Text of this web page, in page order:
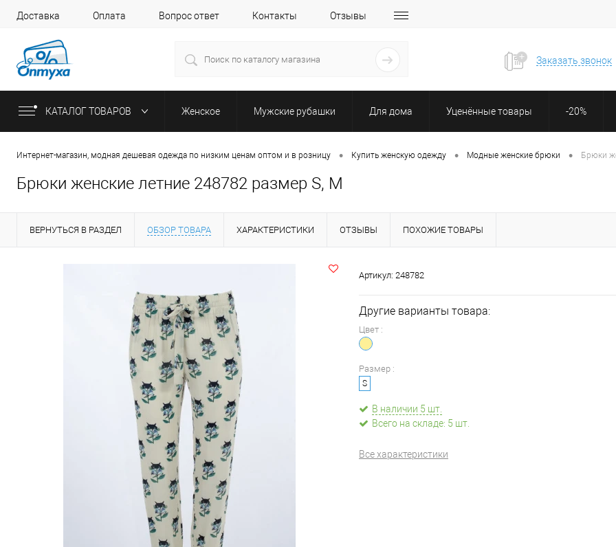
Доставка Оплата Вопрос ответ Контакты Отзывы
Заказать звонок
КАТАЛОГ ТОВАРОВ Женское Мужские рубашки Для дома Уценённые товары -20%
Интернет-магазин, модная дешевая одежда по низким ценам оптом и в розницу • Купить женскую одежду • Модные женские брюки • Брюки
Брюки женские летние 248782 размер S, M
ВЕРНУТЬСЯ В РАЗДЕЛ ОБЗОР ТОВАРА ХАРАКТЕРИСТИКИ ОТЗЫВЫ ПОХОЖИЕ ТОВАРЫ
Артикул: 248782
Другие варианты товара:
Цвет :
Размер :
S
В наличии 5 шт.
Всего на складе: 5 шт.
Все характеристики